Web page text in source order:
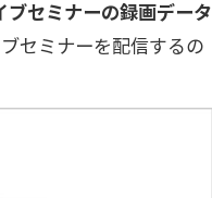
ブセミナーの録画データ
セミナーを配信するの